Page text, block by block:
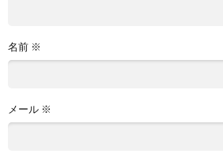
名前 ※
メール ※